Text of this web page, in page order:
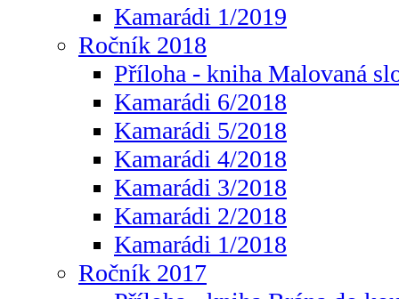
Kamarádi 1/2019
Ročník 2018
Příloha - kniha Malovaná
Kamarádi 6/2018
Kamarádi 5/2018
Kamarádi 4/2018
Kamarádi 3/2018
Kamarádi 2/2018
Kamarádi 1/2018
Ročník 2017